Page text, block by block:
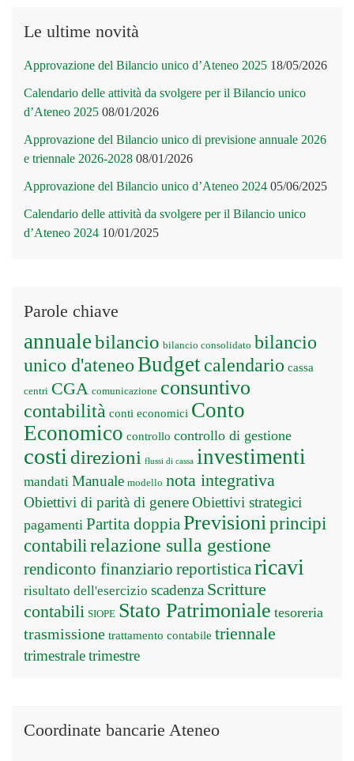
Le ultime novità
Approvazione del Bilancio unico d’Ateneo 2025 18/05/2026
Calendario delle attività da svolgere per il Bilancio unico
d’Ateneo 2025 08/01/2026
Approvazione del Bilancio unico di previsione annuale 2026
e triennale 2026-2028 08/01/2026
Approvazione del Bilancio unico d’Ateneo 2024 05/06/2025
Calendario delle attività da svolgere per il Bilancio unico
d’Ateneo 2024 10/01/2025
Parole chiave
annualebilancio bilancio consolidato bilancio
unico d'ateneoBudgetcalendario cassa
centri CGA comunicazione consuntivo
contabilità conti economici Conto
Economico controllo controllo di gestione
costi direzioni flussi di cassa investimenti
mandati Manuale modello nota integrativa
Obiettivi di parità di genereObiettivi strategici
pagamenti Partita doppiaPrevisioniprincipi
contabilirelazione sulla gestione
rendiconto finanziario reportisticaricavi
risultato dell'esercizio scadenza Scritture
contabili SIOPE Stato Patrimoniale tesoreria
trasmissione trattamento contabile triennale
trimestraletrimestre
Coordinate bancarie Ateneo